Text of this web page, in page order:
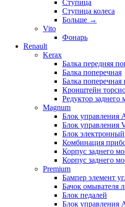
Ступица
Ступица колеса
Больше →
Vito
Фонарь
Renault
Kerax
Балка передняя
Балка поперечная
Балка поперечная
Кронштейн
Редуктор заднего
Magnum
Блок управления
Блок управления
Блок электронный
Комбинация
Корпус заднего
Корпус заднего
Premium
Бампер элемент
Бачок омывателя
Блок педалей
Блок управления